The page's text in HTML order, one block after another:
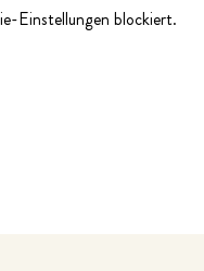
Einstellungen blockiert.